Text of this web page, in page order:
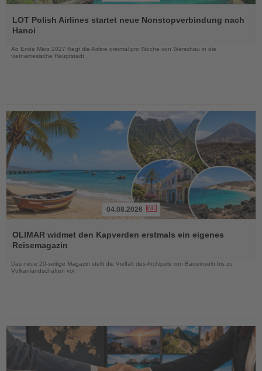
Sie
die
LOT Polish Airlines startet neue Nonstopverbindung nach
Hanoi
Ab Ende März 2027 fliegt die Airline dreimal pro Woche von Warschau in die
vietnamesische Hauptstadt
Sie
die
Nachrichten
04.08.2026
OLIMAR widmet den Kapverden erstmals ein eigenes
Reisemagazin
Das neue 20-seitige Magazin stellt die Vielfalt des Archipels von Badeinseln bis zu
Vulkanlandschaften vor